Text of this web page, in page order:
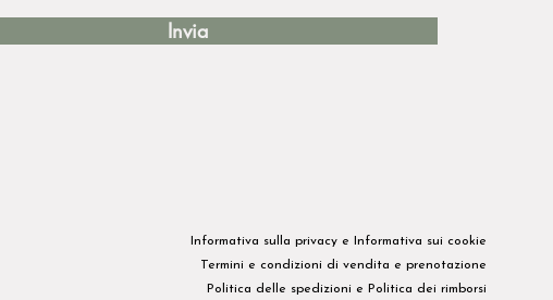
Invia
Informativa sulla privacy​ e
Informativa sui cookie
Termini e condizioni di vendita e prenotazione
Politica delle spedizioni e Politica dei rimborsi